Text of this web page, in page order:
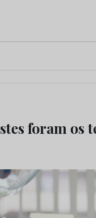
foram os